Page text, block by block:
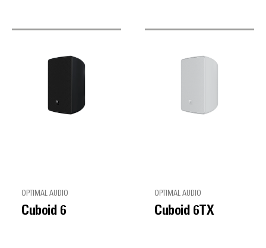
OPTIMAL AUDIO
Cuboid 6
OPTIMAL AUDIO
Cuboid 6TX